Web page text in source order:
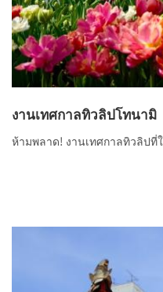
งานเทศกาลทิวลิปโทนามิ
ห้ามพลาด! งานเทศกาลทิวลิป